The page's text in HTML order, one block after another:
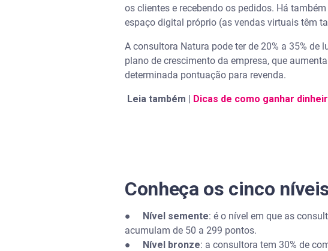
os clientes e recebendo os pedidos. Há
espaço digital próprio (as vendas virtuais têm
A consultora Natura pode ter de 20% a 35%
plano de crescimento da empresa, que
determinada pontuação para revenda.
Leia também | Dicas de como ganhar
Conheça os cinco
● Nível semente: é o nível em que as
acumulam de 50 a 299 pontos.
● Nível bronze: a consultora tem 30% de